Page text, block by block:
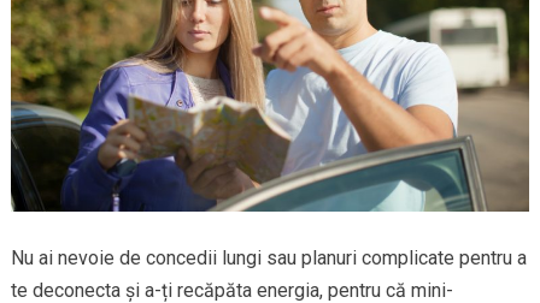
Nu ai nevoie de concedii lungi sau planuri complicate pentru a
te deconecta și a-ți recăpăta energia, pentru că mini-